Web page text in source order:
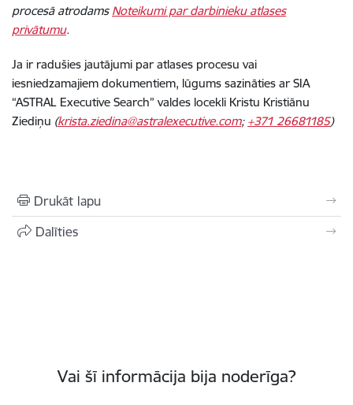
procesā atrodams Noteikumi par darbinieku atlases
privātumu.
Ja ir radušies jautājumi par atlases procesu vai
iesniedzamajiem dokumentiem, lūgums sazināties ar SIA
“ASTRAL Executive Search” valdes locekli Kristu Kristiānu
Ziediņu (krista.ziedina@astralexecutive.com; +371 26681185)
Drukāt lapu
Dalīties
Vai šī informācija bija noderīga?